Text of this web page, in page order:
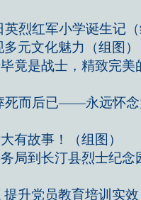
烈红军小学诞生记
元文化魅力（组图）
竟是战士，精致完美
死而后已——永远怀
有故事！（组图）
局到长汀县烈士纪念
升党员教育培训实效